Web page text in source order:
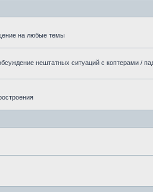
на любые темы
нештатных ситуаций с коптерами /